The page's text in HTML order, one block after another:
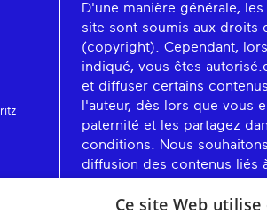
D'une manière générale,
site sont soumis aux droits
(copyright). Cependant,
indiqué, vous êtes
et diffuser certains
l'auteur, dès lors que vous
paternité et les partagez
conditions. Nous
diffusion des contenus liés
Ce site Web utilise